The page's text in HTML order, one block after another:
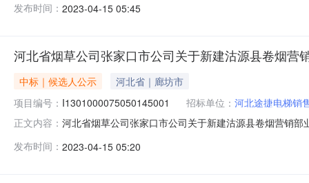
1309:30开标地点:张家口市公共资源交易中心第六开标
发布时间： 2023-04-15 05:45
河北省烟草公司张家口市公司关于新建沽源县卷烟
中标｜候选人公示
河北省｜廊坊市
项目编号： I1301000075050145001 招标单位： 河北途捷电梯销
正文内容： 河北省烟草公司张家口市公司关于新建沽源县卷烟营销
设备（电梯）中标候选人公示项目编号：jzsjyz-2023-
发布时间： 2023-04-15 05:20